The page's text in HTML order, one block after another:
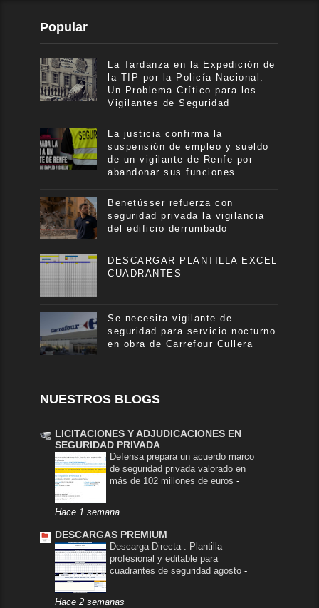
Popular
La Tardanza en la Expedición de
la TIP por la Policía Nacional:
Un Problema Crítico para los
Vigilantes de Seguridad
La justicia confirma la
suspensión de empleo y sueldo
de un vigilante de Renfe por
abandonar sus funciones
Benetússer refuerza con
seguridad privada la vigilancia
del edificio derrumbado
DESCARGAR PLANTILLA EXCEL
CUADRANTES
Se necesita vigilante de
seguridad para servicio nocturno
en obra de Carrefour Cullera
NUESTROS BLOGS
LICITACIONES Y ADJUDICACIONES EN
SEGURIDAD PRIVADA
Defensa prepara un acuerdo marco
de seguridad privada valorado en
más de 102 millones de euros-
Hace 1 semana
DESCARGAS PREMIUM
Descarga Directa : Plantilla
profesional y editable para
cuadrantes de seguridad agosto-
Hace 2 semanas